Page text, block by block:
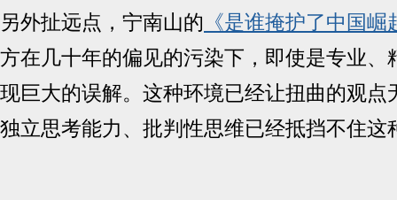
另外扯远点，宁南山的 《是谁掩护了中国崛
方在几十年的偏见的污染下，即使是专业、
现巨大的误解。这种环境已经让扭曲的观点
独立思考能力、批判性思维已经抵挡不住这